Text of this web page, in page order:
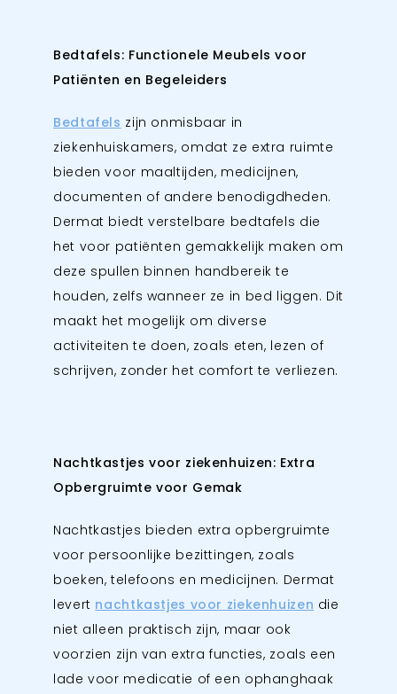
Bedtafels: Functionele Meubels voor
Patiënten en Begeleiders
Bedtafels zijn onmisbaar in
ziekenhuiskamers, omdat ze extra ruimte
bieden voor maaltijden, medicijnen,
documenten of andere benodigdheden.
Dermat biedt verstelbare bedtafels die
het voor patiënten gemakkelijk maken om
deze spullen binnen handbereik te
houden, zelfs wanneer ze in bed liggen. Dit
maakt het mogelijk om diverse
activiteiten te doen, zoals eten, lezen of
schrijven, zonder het comfort te verliezen.
Nachtkastjes voor ziekenhuizen: Extra
Opbergruimte voor Gemak
Nachtkastjes bieden extra opbergruimte
voor persoonlijke bezittingen, zoals
boeken, telefoons en medicijnen. Dermat
levert nachtkastjes voor ziekenhuizen die
niet alleen praktisch zijn, maar ook
voorzien zijn van extra functies, zoals een
lade voor medicatie of een ophanghaak